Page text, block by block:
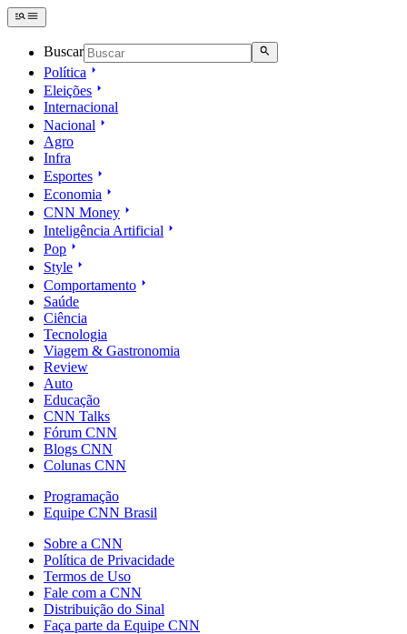
Buscar
Política
Eleições
Internacional
Nacional
Agro
Infra
Esportes
Economia
CNN Money
Inteligência Artificial
Pop
Style
Comportamento
Saúde
Ciência
Tecnologia
Viagem & Gastronomia
Review
Auto
Educação
CNN Talks
Fórum CNN
Blogs CNN
Colunas CNN
Programação
Equipe CNN Brasil
Sobre a CNN
Política de Privacidade
Termos de Uso
Fale com a CNN
Distribuição do Sinal
Faça parte da Equipe CNN